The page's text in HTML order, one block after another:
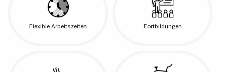
Flexible Arbeitszeiten Fortbildungen